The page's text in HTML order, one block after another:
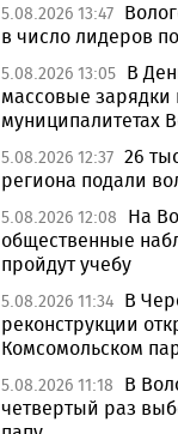
5.08.2026 13:47
в число лидеров
5.08.2026 13:05 В
массовые зарядки
муниципалитетах
5.08.2026 12:37 26
региона подали
5.08.2026 12:08
На
общественные
пройдут учебу
5.08.2026 11:34 В
реконструкции
Комсомольском
5.08.2026 11:18
В
четвертый раз